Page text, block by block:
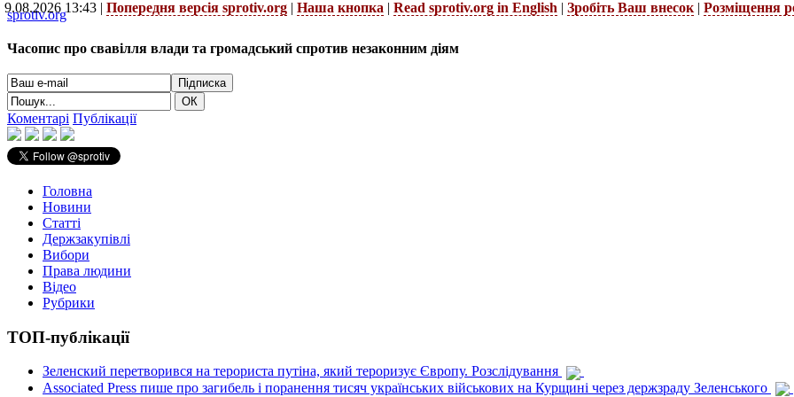
9.08.2026 13:43 | Попередня версія sprotiv.org | Наша кнопка | Read sprotiv.org in English | Зробіть Ваш внесок | Розміщення
sprotiv.org
Часопис про свавілля влади та громадський спротив незаконним діям
Коментарі Публікації
Головна
Новини
Статті
Держзакупівлі
Вибори
Права людини
Відео
Рубрики
ТОП-публікації
Зеленский перетворився на терориста путіна, який тероризує Європу. Розслідування
Associated Press пише про загибель і поранення тисяч українських військових на Курщині через держзраду Зеленського